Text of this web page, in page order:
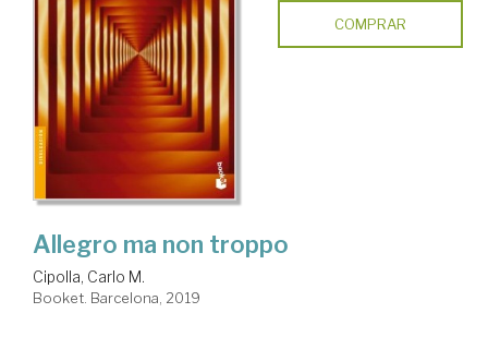
COMPRAR
Allegro ma non troppo
Cipolla, Carlo M.
Booket. Barcelona, 2019